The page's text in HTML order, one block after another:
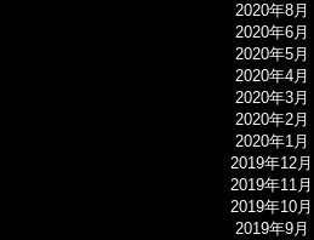
2020年8月
2020年6月
2020年5月
2020年4月
2020年3月
2020年2月
2020年1月
2019年12月
2019年11月
2019年10月
2019年9月